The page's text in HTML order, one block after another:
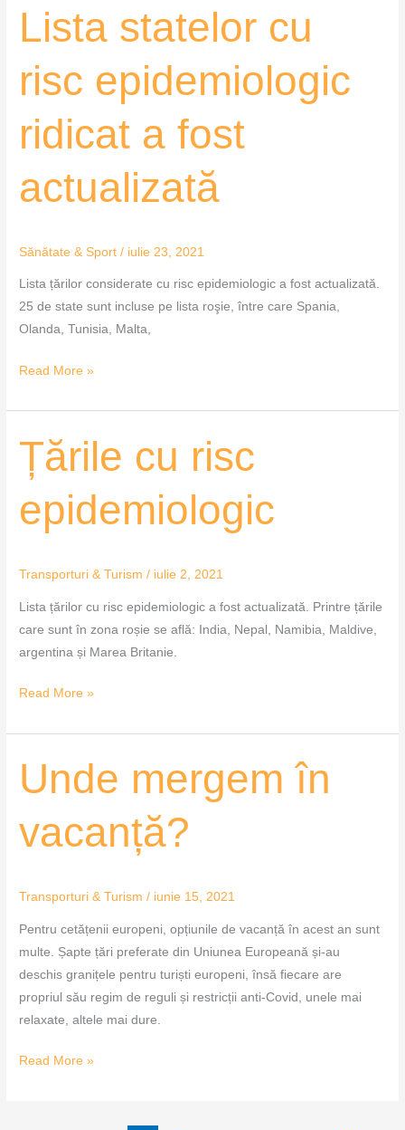
Lista statelor cu
risc epidemiologic
ridicat a fost
actualizată
Sănătate & Sport / iulie 23, 2021
Lista țărilor considerate cu risc epidemiologic a fost actualizată.
25 de state sunt incluse pe lista roşie, între care Spania,
Olanda, Tunisia, Malta,
Lista
statelor
risc
ridicat
a
actualizată
Read More »
Țările cu risc
epidemiologic
Transporturi & Turism / iulie 2, 2021
Lista țărilor cu risc epidemiologic a fost actualizată. Printre țările
care sunt în zona roșie se află: India, Nepal, Namibia, Maldive,
argentina și Marea Britanie.
Țările
epidemiologic
Read More »
Unde mergem în
vacanță?
Transporturi & Turism / iunie 15, 2021
Pentru cetățenii europeni, opțiunile de vacanță în acest an sunt
multe. Șapte țări preferate din Uniunea Europeană și-au
deschis granițele pentru turiști europeni, însă fiecare are
propriul său regim de reguli și restricții anti-Covid, unele mai
relaxate, altele mai dure.
Unde
mergem
vacanță?
Read More »